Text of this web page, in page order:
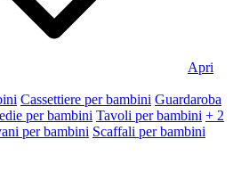
Apri
Cassettiere per bambini Guardaroba
per bambini Tavoli per bambini + 2
per bambini Scaffali per bambini